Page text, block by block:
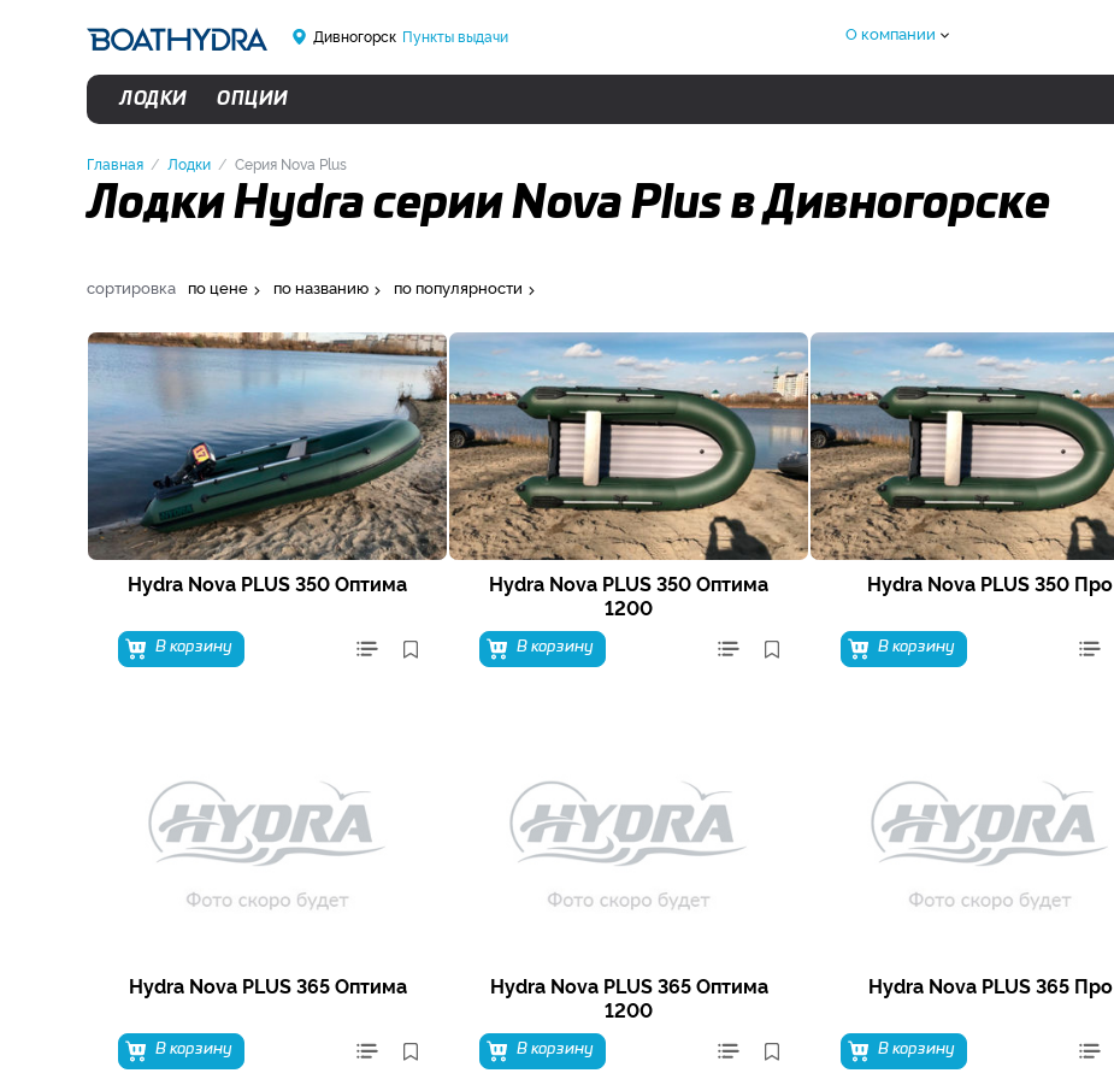
Дивногорск Пункты выдачи О компании
ЛОДКИ ОПЦИИ
Главная Лодки Серия Nova Plus
Лодки Hydra серии Nova Plus в Дивногорске
сортировка по цене по названию по популярности
Hydra Nova PLUS 350 Оптима
В корзину
Hydra Nova PLUS 350 Оптима
1200
В корзину
Hydra Nova PLUS 350 Про
В корзину
Hydra Nova PLUS 365 Оптима
В корзину
Hydra Nova PLUS 365 Оптима
1200
В корзину
Hydra Nova PLUS 365 Про
В корзину